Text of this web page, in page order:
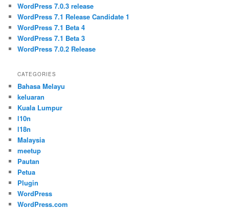
WordPress 7.0.3 release
WordPress 7.1 Release Candidate 1
WordPress 7.1 Beta 4
WordPress 7.1 Beta 3
WordPress 7.0.2 Release
CATEGORIES
Bahasa Melayu
keluaran
Kuala Lumpur
l10n
l18n
Malaysia
meetup
Pautan
Petua
Plugin
WordPress
WordPress.com